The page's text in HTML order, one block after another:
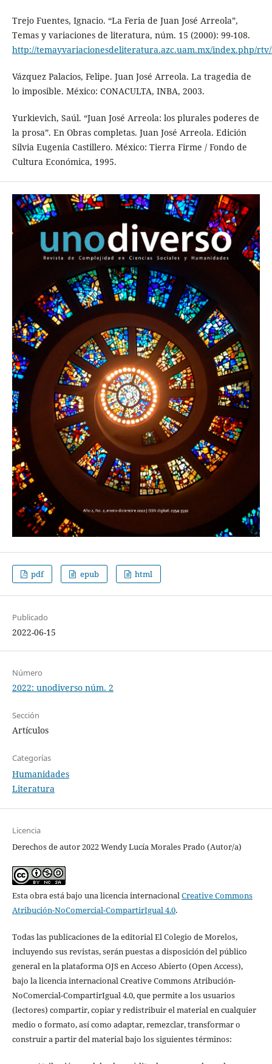
Trejo Fuentes, Ignacio. “La Feria de Juan José Arreola”,
Temas y variaciones de literatura, núm. 15 (2000): 99-108.
http://temayvariacionesdeliteratura.azc.uam.mx/index.php/rtv/
Vázquez Palacios, Felipe. Juan José Arreola. La tragedia de
lo imposible. México: CONACULTA, INBA, 2003.
Yurkievich, Saúl. “Juan José Arreola: los plurales poderes de
la prosa”. En Obras completas. Juan José Arreola. Edición
Silvia Eugenia Castillero. México: Tierra Firme / Fondo de
Cultura Económica, 1995.
pdf epub html
Publicado
2022-06-15
Número
2022: unodiverso núm. 2
Sección
Artículos
Categorías
Humanidades
Literatura
Licencia
Derechos de autor 2022 Wendy Lucía Morales Prado (Autor/a)
Esta obra está bajo una licencia internacionalCreative Commons
Atribución-NoComercial-CompartirIgual 4.0.
Todas las publicaciones de la editorial El Colegio de Morelos,
incluyendo sus revistas, serán puestas a disposición del público
general en la plataforma OJS en Acceso Abierto (Open Access),
bajo la licencia internacional Creative Commons Atribución-
NoComercial-CompartirIgual 4.0, que permite a los usuarios
(lectores) compartir, copiar y redistribuir el material en cualquier
medio o formato, así como adaptar, remezclar, transformar o
construir a partir del material bajo los siguientes términos: